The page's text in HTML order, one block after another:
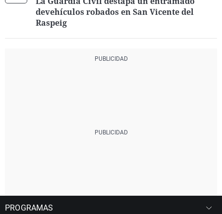
devehículos robados en San Vicente del
Raspeig
PROGRAMAS